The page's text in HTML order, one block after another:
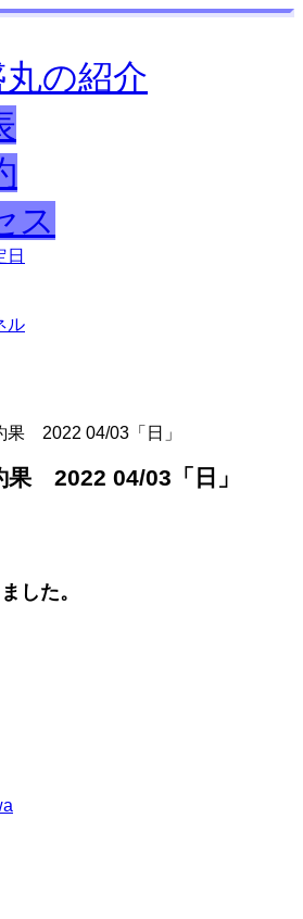
の紹介
ス
日
ル
2022 04/03「日」
2022 04/03「日」
した。